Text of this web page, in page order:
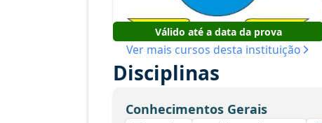
Válido até a data da prova
Ver mais cursos desta instituição
Disciplinas
Conhecimentos Gerais